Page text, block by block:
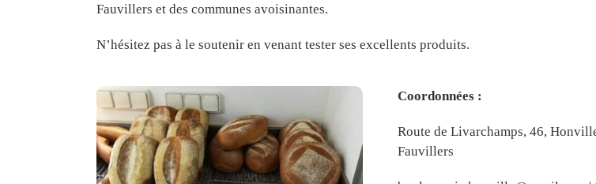
Fauvillers et des communes avoisinantes.
N’hésitez pas à le soutenir en venant tester ses excellents produits.
Coordonnées :
Route de Livarchamps, 46,
Fauvillers